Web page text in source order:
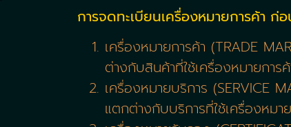
การจดทะเบียนเครื่องหมายการค้า ก่
เครื่องหมายการค้า (TRADE
ต่างกับสินค้าที่ใช้เครื่องหมายกา
เครื่องหมายบริการ (SERVICE
แตกต่างกับบริการที่ใช้เครื่องหม